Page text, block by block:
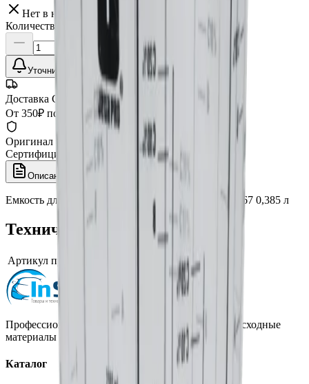
Нет в наличии
Количество:
Уточнить наличие
Доставка СДЭК
От 350₽ по России
Оригинал 100%
Сертифицированный товар
Описание
Емкость для смешивания краски JETA PRO 5868067 0,385 л
Технические характеристики
Артикул производителя
Профессиональная автохимия, оборудование и расходные
материалы для детейлинга.
Каталог